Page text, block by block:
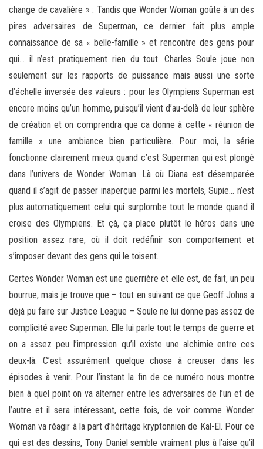
change de cavalière » : Tandis que Wonder Woman goûte à un des
pires adversaires de Superman, ce dernier fait plus ample
connaissance de sa « belle-famille » et rencontre des gens pour
qui… il n’est pratiquement rien du tout. Charles Soule joue non
seulement sur les rapports de puissance mais aussi une sorte
d’échelle inversée des valeurs : pour les Olympiens Superman est
encore moins qu’un homme, puisqu’il vient d’au-delà de leur sphère
de création et on comprendra que ca donne à cette « réunion de
famille » une ambiance bien particulière. Pour moi, la série
fonctionne clairement mieux quand c’est Superman qui est plongé
dans l’univers de Wonder Woman. Là où Diana est désemparée
quand il s’agit de passer inaperçue parmi les mortels, Supie… n’est
plus automatiquement celui qui surplombe tout le monde quand il
croise des Olympiens. Et çà, ça place plutôt le héros dans une
position assez rare, où il doit redéfinir son comportement et
s’imposer devant des gens qui le toisent.
Certes Wonder Woman est une guerrière et elle est, de fait, un peu
bourrue, mais je trouve que – tout en suivant ce que Geoff Johns a
déjà pu faire sur Justice League – Soule ne lui donne pas assez de
complicité avec Superman. Elle lui parle tout le temps de guerre et
on a assez peu l’impression qu’il existe une alchimie entre ces
deux-là. C’est assurément quelque chose à creuser dans les
épisodes à venir. Pour l’instant la fin de ce numéro nous montre
bien à quel point on va alterner entre les adversaires de l’un et de
l’autre et il sera intéressant, cette fois, de voir comme Wonder
Woman va réagir à la part d’héritage kryptonnien de Kal-El. Pour ce
qui est des dessins, Tony Daniel semble vraiment plus à l’aise qu’il